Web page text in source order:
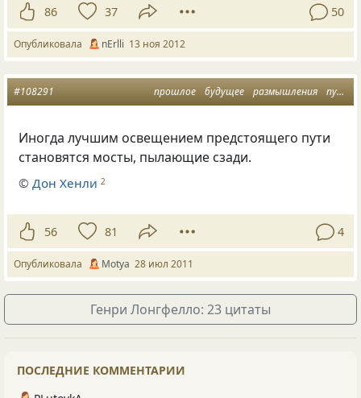
86 37 50
Опубликовала nErlli 13 ноя 2012
прошлое будущее размышления путь
#108291
Иногда лучшим освещением предстоящего пути
становятся мосты, пылающие сзади.
©Дон Хенли 2
56 81 4
Опубликовала Motya 28 июл 2011
Генри Лонгфелло: 23 цитаты
ПОСЛЕДНИЕ КОММЕНТАРИИ